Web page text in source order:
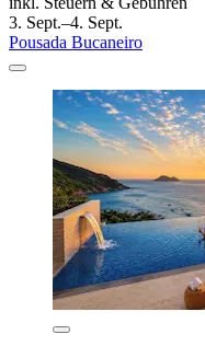
3. Sept.–4. Sept.
Pousada Bucaneiro